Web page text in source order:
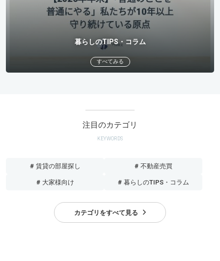
暮らしのTIPS・コラム
すべてみる
注目のカテゴリ
KEYWORDS
# 賃貸の部屋探し # 不動産売買
# 大家様向け # 暮らしのTIPS・コラム
カテゴリをすべて見る